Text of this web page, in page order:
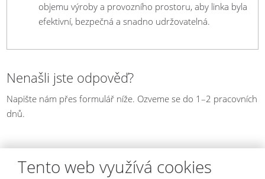
objemu výroby a provozního prostoru, aby linka byla
efektivní, bezpečná a snadno udržovatelná.
Nenašli jste odpověď?
Napište nám přes formulář níže. Ozveme se do 1–2 pracovních
dnů.
Tento web využívá cookies